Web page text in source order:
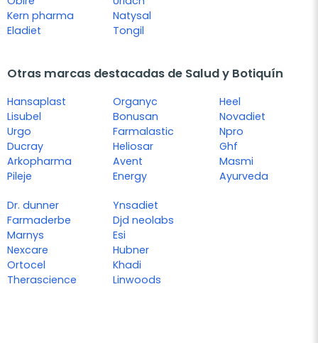
Kern pharma
Eladiet
Natysal
Tongil
Otras marcas destacadas de Salud y Botiquín
Hansaplast
Lisubel
Urgo
Ducray
Arkopharma
Pileje
Organyc
Bonusan
Farmalastic
Heliosar
Avent
Energy
Heel
Novadiet
Npro
Ghf
Masmi
Ayurveda
Dr. dunner
Farmaderbe
Marnys
Nexcare
Ortocel
Therascience
Ynsadiet
Djd neolabs
Esi
Hubner
Khadi
Linwoods